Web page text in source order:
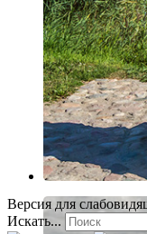
Версия для
Искать...